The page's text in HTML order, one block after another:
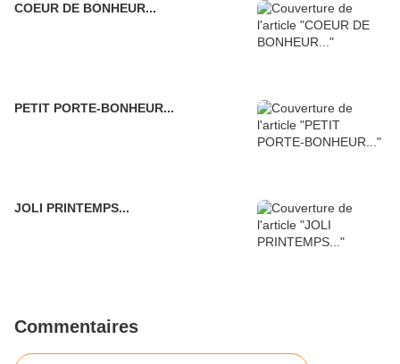
COEUR DE BONHEUR...
PETIT PORTE-BONHEUR...
JOLI PRINTEMPS...
Commentaires